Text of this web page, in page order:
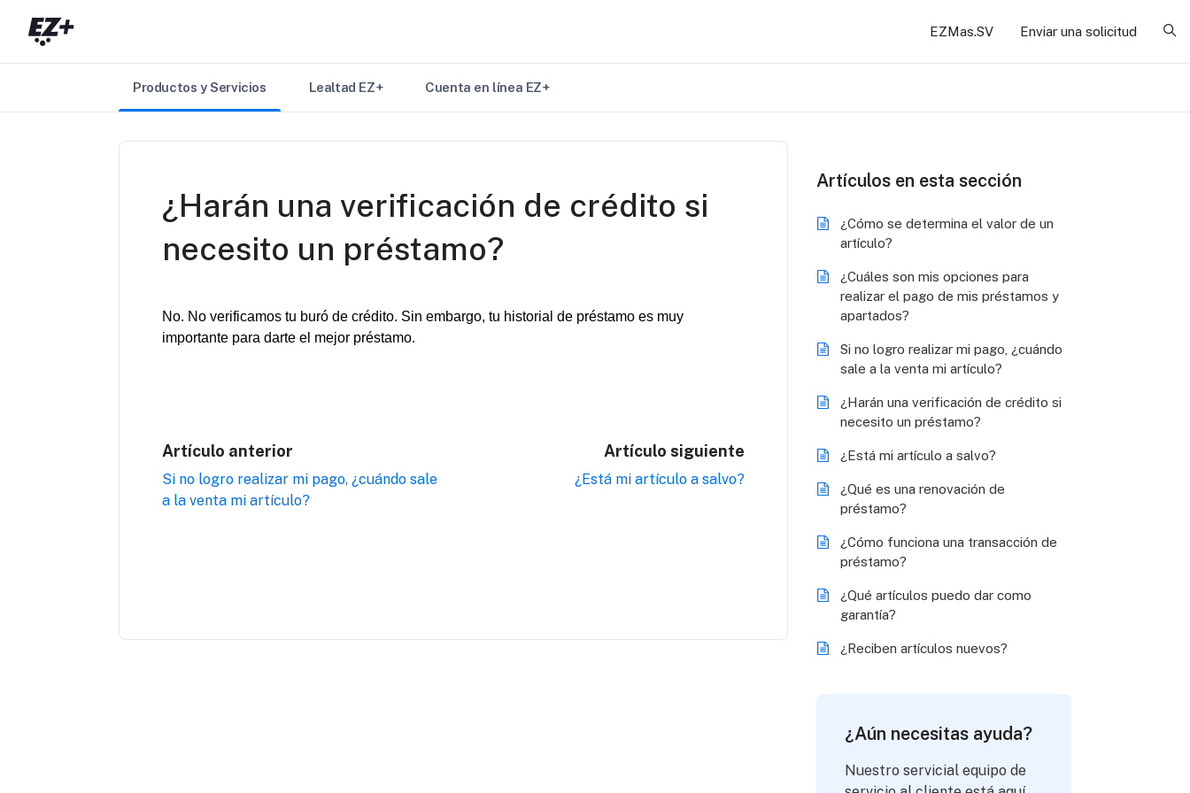
EZMas.SV
Enviar una solicitud
Productos y Servicios Lealtad EZ+ Cuenta en línea EZ+
¿Harán una verificación de crédito si
necesito un préstamo?
No. No verificamos tu buró de crédito. Sin embargo, tu historial de préstamo es muy
importante para darte el mejor préstamo.
Artículo anterior
Si no logro realizar mi pago, ¿cuándo sale
a la venta mi artículo?
Artículo siguiente
¿Está mi artículo a salvo?
Artículos en esta sección
¿Cómo se determina el valor de un
artículo?
¿Cuáles son mis opciones para
realizar el pago de mis préstamos y
apartados?
Si no logro realizar mi pago, ¿cuándo
sale a la venta mi artículo?
¿Harán una verificación de crédito si
necesito un préstamo?
¿Está mi artículo a salvo?
¿Qué es una renovación de
préstamo?
¿Cómo funciona una transacción de
préstamo?
¿Qué artículos puedo dar como
garantía?
¿Reciben artículos nuevos?
¿Aún necesitas ayuda?
Nuestro servicial equipo de